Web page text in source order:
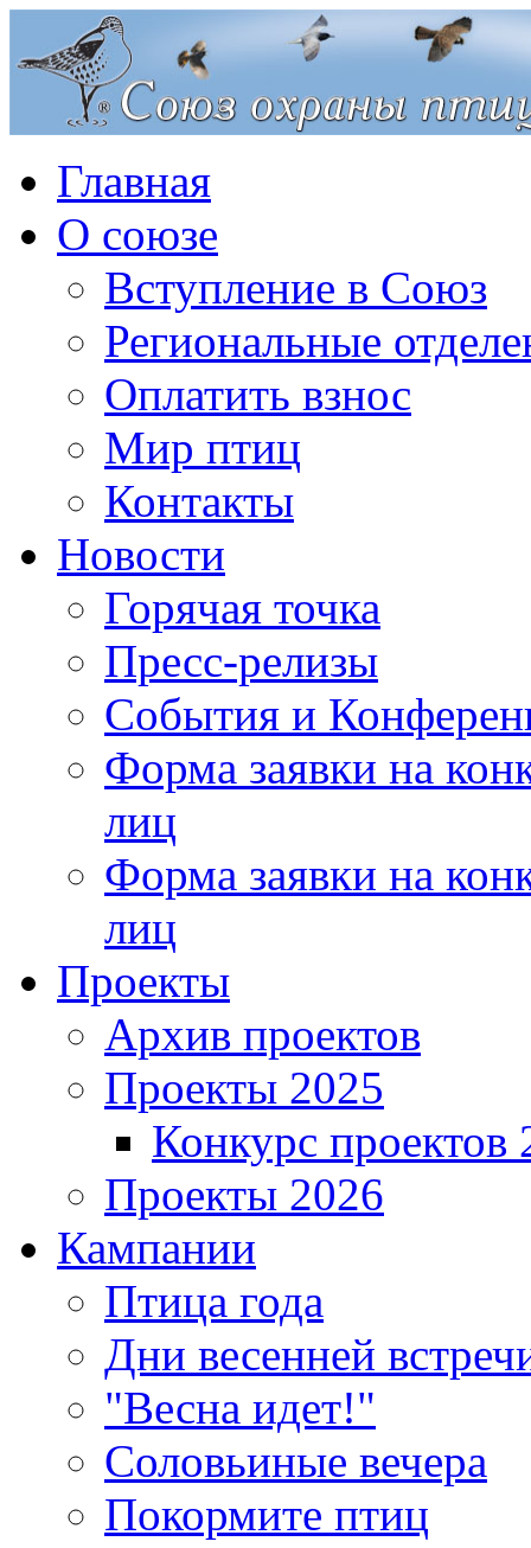
Главная
О союзе
Вступление в Союз
Региональные
Оплатить взнос
Мир птиц
Контакты
Новости
Горячая точка
Пресс-релизы
События и
Форма заявки на
лиц
Форма заявки на
лиц
Проекты
Архив проектов
Проекты 2025
Конкурс проектов
Проекты 2026
Кампании
Птица года
Дни весенней
"Весна идет!"
Соловьиные вечера
Покормите птиц